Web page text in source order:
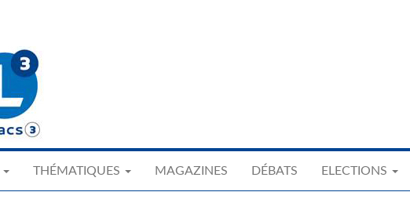
THÉMATIQUES MAGAZINES DÉBATS ELECTIONS